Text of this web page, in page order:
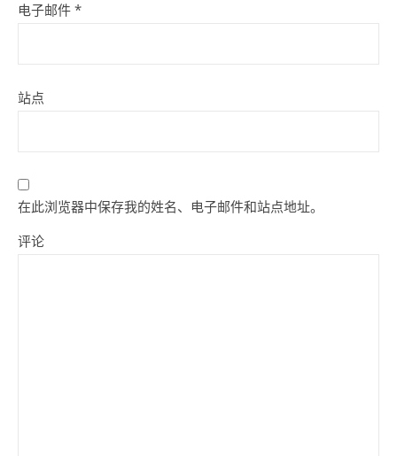
电子邮件 *
站点
在此浏览器中保存我的姓名、电子邮件和站点地址。
评论